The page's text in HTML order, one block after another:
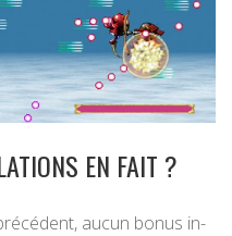
EN FAIT ?
aucun bonus in-